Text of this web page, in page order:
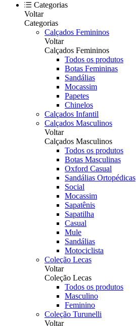
Categorias
Voltar
Categorias
Calçados Femininos
Voltar
Calçados Femininos
Todos os produtos
Botas Femininas
Sandálias
Mocassim
Papetes
Chinelos
Calçados Infantil
Calçados Masculinos
Voltar
Calçados Masculinos
Todos os produtos
Botas Masculinas
Oxford Casual
Sandálias Ortopédicas
Social
Mocassim
Sapatênis
Sapatilha
Casual
Mule
Sandálias
Motociclista
Coleção Lecas
Voltar
Coleção Lecas
Todos os produtos
Masculino
Feminino
Coleção Turunelli
Voltar